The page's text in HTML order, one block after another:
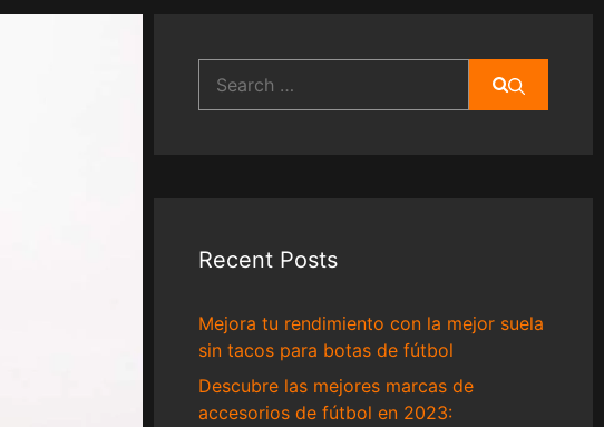
for:
Recent Posts
Mejora tu rendimiento con la mejor suela
sin tacos para botas de fútbol
Descubre las mejores marcas de
accesorios de fútbol en 2023: